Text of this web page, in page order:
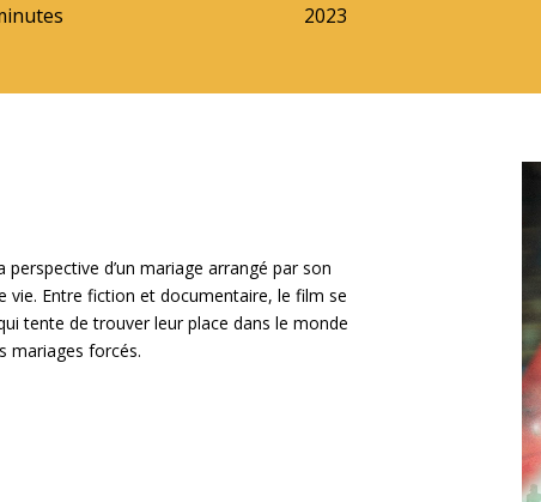
2023
d’un mariage arrangé par son
vie. Entre fiction et documentaire, le film se
tente de trouver leur place dans le monde
mariages forcés.